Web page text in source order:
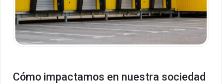
Cómo impactamos en nuestra sociedad